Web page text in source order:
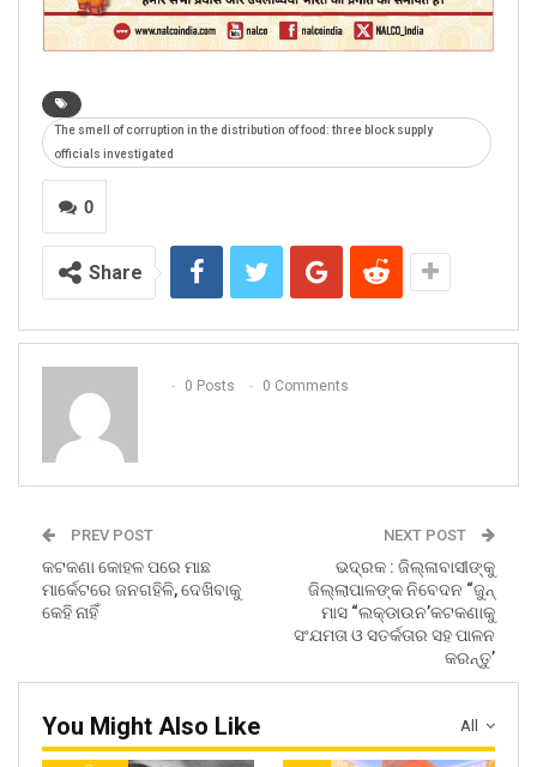
The smell of corruption in the distribution of food: three block supply
officials investigated
0
Share
0 Posts 0 Comments
PREV POST
କଟକଣା କୋହଳ ପରେ ମାଛ
ମାର୍କେଟରେ ଜନଗହିଳି, ଦେଖିବାକୁ
କେହି ନାହିଁ
NEXT POST
ଭଦ୍ରକ : ଜିଲ୍ଳାବାସୀଙ୍କୁ
ଜିଲ୍ଲାପାଳଙ୍କ ନିବେଦନ “ଜୁନ୍
ମାସ “ଲକ୍ଡାଉନ’କଟକଣାକୁ
ସଂଯମତା ଓ ସତର୍କତାର ସହ ପାଳନ
କରନ୍ତୁ’
All
You Might Also Like